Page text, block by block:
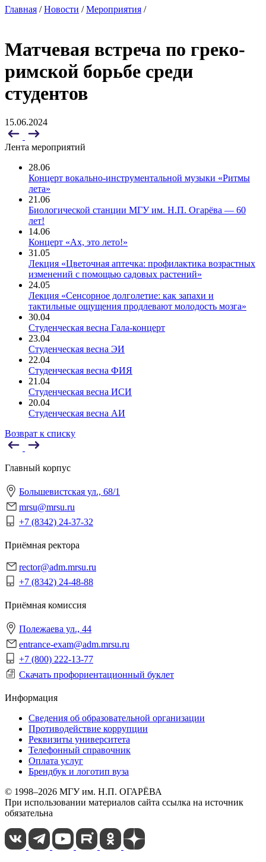
Главная /Новости /Мероприятия /
Матчевая встреча по греко-
римской борьбе среди
студентов
15.06.2024
Лента мероприятий
28.06
Концерт вокально-инструментальной музыки «Ритмы
лета»
21.06
Биологической станции МГУ им. Н.П. Огарёва — 60
лет!
14.06
Концерт «Ах, это лето!»
31.05
Лекция «Цветочная аптечка: профилактика возрастных
изменений с помощью садовых растений»
24.05
Лекция «Сенсорное долголетие: как запахи и
тактильные ощущения продлевают молодость мозга»
30.04
Студенческая весна Гала-концерт
23.04
Студенческая весна ЭИ
22.04
Студенческая весна ФИЯ
21.04
Студенческая весна ИСИ
20.04
Студенческая весна АИ
Возврат к списку
Главный корпус
Большевистская ул., 68/1
mrsu@mrsu.ru
+7 (8342) 24-37-32
Приёмная ректора
rector@adm.mrsu.ru
+7 (8342) 24-48-88
Приёмная комиссия
Полежаева ул., 44
entrance-exam@adm.mrsu.ru
+7 (800) 222-13-77
Скачать профориентационный буклет
Информация
Сведения об образовательной организации
Противодействие коррупции
Реквизиты университета
Телефонный справочник
Оплата услуг
Брендбук и логотип вуза
© 1998–2026 МГУ им. Н.П. ОГАРЁВА
При использовании материалов сайта ссылка на источник
обязательна